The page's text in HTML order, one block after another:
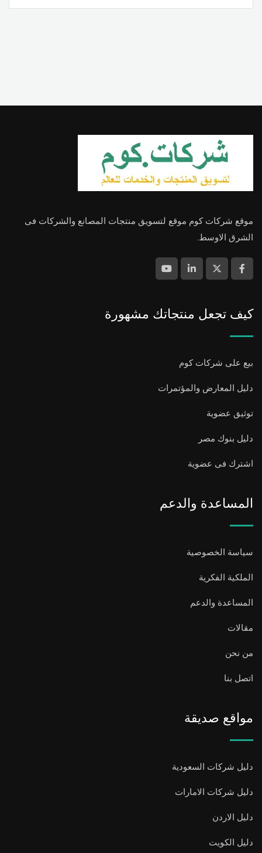
موقع شركات كوم موقع لتسويق منتجات المصانع والشركات فى
الشرق الاوسط.
كيف تجعل منتجاتك مشهورة
بيع على شركات كوم
دليل المعارض والمؤتمرات
توثيق عضوية
دليل بنوك مصر
اشترك فى عضوية
المساعدة والدعم
سياسة الخصوصية
الملكية الفكرية
المساعدة والدعم
مقالات
من نحن
اتصل بنا
مواقع صديقة
دليل شركات السعودية
دليل شركات الامارات
دليل الاردن
دليل الكويت